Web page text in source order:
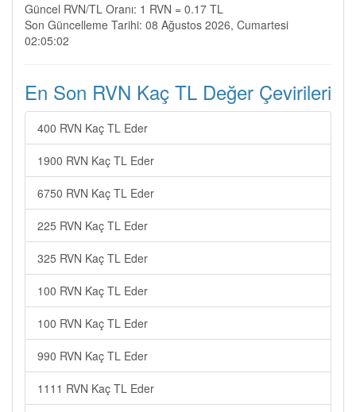
Güncel RVN/TL Oranı: 1 RVN = 0.17 TL
Son Güncelleme Tarihi: 08 Ağustos 2026, Cumartesi
02:05:02
En Son RVN Kaç TL Değer Çevirileri
400 RVN Kaç TL Eder
1900 RVN Kaç TL Eder
6750 RVN Kaç TL Eder
225 RVN Kaç TL Eder
325 RVN Kaç TL Eder
100 RVN Kaç TL Eder
100 RVN Kaç TL Eder
990 RVN Kaç TL Eder
1111 RVN Kaç TL Eder